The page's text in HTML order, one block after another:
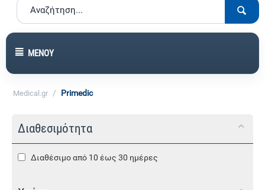
ΜΕΝΟΎ
Medical.gr / Primedic
Διαθεσιμότητα
Διαθέσιμο από 10 έως 30 ημέρες